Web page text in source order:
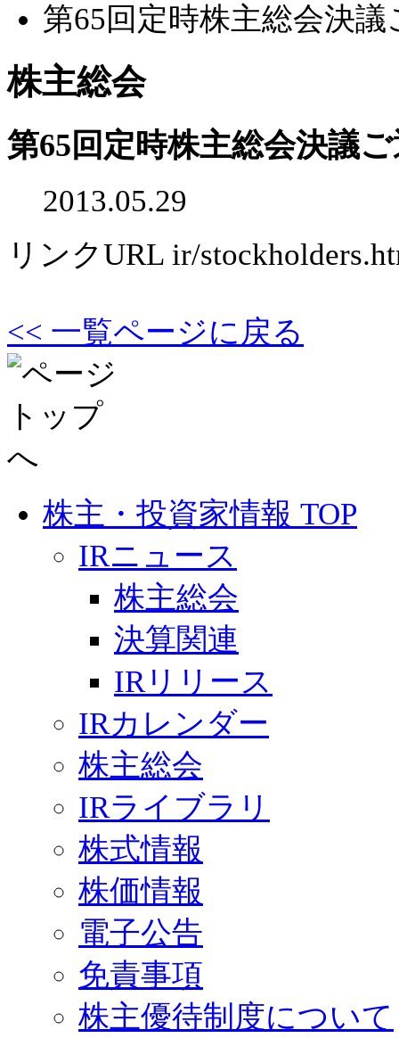
第65回定時株主総会決
株主総会
第65回定時株主総会決議
2013.05.29
リンクURL ir/
<< 一覧ページに戻る
株主・投資家情報 TOP
IRニュース
株主総会
決算関連
IRリリース
IRカレンダー
株主総会
IRライブラリ
株式情報
株価情報
電子公告
免責事項
株主優待制度について